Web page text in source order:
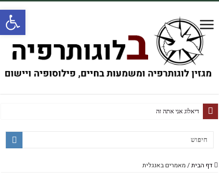
על חזרה זכיר
דף הבית/ מאמרים באנגלית